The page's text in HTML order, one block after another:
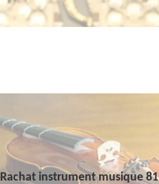
Rachat instrument musique 81